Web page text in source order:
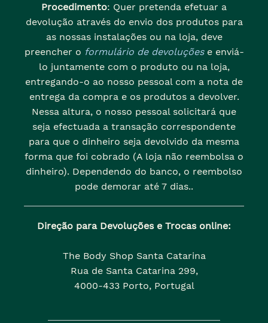
Procedimento: Quer pretenda efetuar a
devolução através do envio dos produtos para
as nossas instalações ou na loja, deve
preencher o formulário de devoluçõese enviá-
lo juntamente com o produto ou na loja,
entregando-o ao nosso pessoal com a nota de
entrega da compra e os produtos a devolver.
Nessa altura, o nosso pessoal solicitará que
seja efectuada a transação correspondente
para que o dinheiro seja devolvido da mesma
forma que foi cobrado (A loja não reembolsa o
dinheiro). Dependendo do banco, o reembolso
pode demorar até 7 dias..
Direção para Devoluções e Trocas online:
The Body Shop Santa Catarina
Rua de Santa Catarina 299,
4000-433 Porto, Portugal